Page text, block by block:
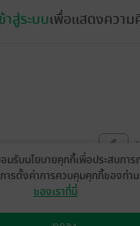
าสู่ระบบเพื่อแสดงความ
มรับนโยบายคุกกี้เพื่อประสบกา
ารตั้งค่าการควบคุมคุกกี้ของท่า
ของเราที่นี่